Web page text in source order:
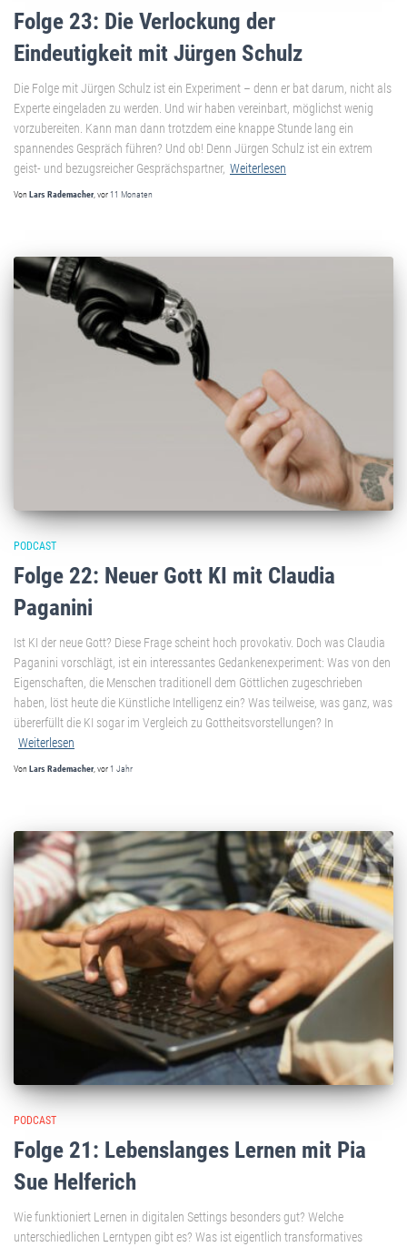
Folge 23: Die Verlockung der
Eindeutigkeit mit Jürgen Schulz
Die Folge mit Jürgen Schulz ist ein Experiment – denn er bat darum, nicht als
Experte eingeladen zu werden. Und wir haben vereinbart, möglichst wenig
vorzubereiten. Kann man dann trotzdem eine knappe Stunde lang ein
spannendes Gespräch führen? Und ob! Denn Jürgen Schulz ist ein extrem
geist- und bezugsreicher Gesprächspartner, Weiterlesen
Von Lars Rademacher, vor11 Monaten
PODCAST
Folge 22: Neuer Gott KI mit Claudia
Paganini
Ist KI der neue Gott? Diese Frage scheint hoch provokativ. Doch was Claudia
Paganini vorschlägt, ist ein interessantes Gedankenexperiment: Was von den
Eigenschaften, die Menschen traditionell dem Göttlichen zugeschrieben
haben, löst heute die Künstliche Intelligenz ein? Was teilweise, was ganz, was
übererfüllt die KI sogar im Vergleich zu Gottheitsvorstellungen? In
Weiterlesen
Von Lars Rademacher , vor1 Jahr
PODCAST
Folge 21: Lebenslanges Lernen mit Pia
Sue Helferich
Wie funktioniert Lernen in digitalen Settings besonders gut? Welche
unterschiedlichen Lerntypen gibt es? Was ist eigentlich transformatives